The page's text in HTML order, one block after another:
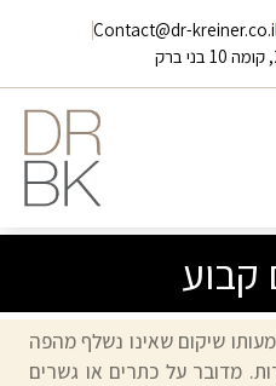
Contact@dr-
קבוע
שיקום שאינו נשלף מהפה
מדובר על כתרים או גשרים